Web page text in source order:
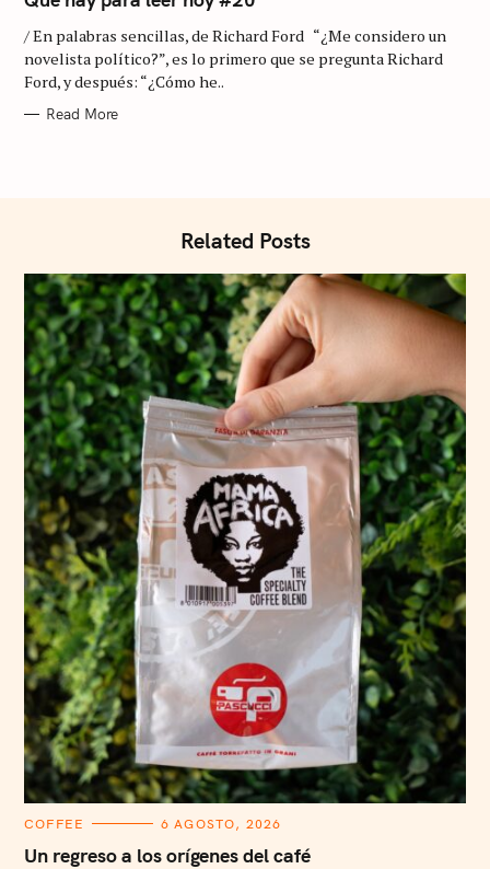
E
O
I
E
/ En palabras sencillas, de Richard Ford “¿Me considero un
novelista político?”, es lo primero que se pregunta Richard
Ford, y después: “¿Cómo he..
Read More
Related Posts
C
T
E
COFFEE 6 AGOSTO, 2026
Un regreso a los orígenes del café
r
c
h